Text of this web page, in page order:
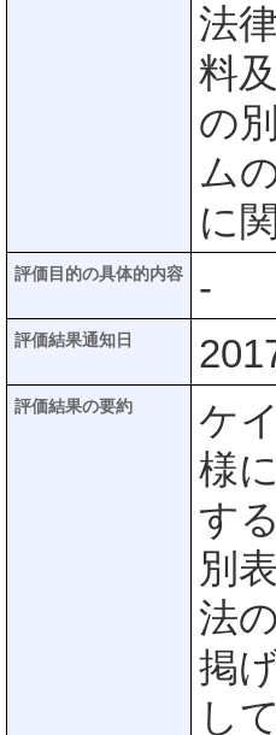
法
料
の
ム
に
評価目的の具体的内容 -
評価結果通知日
評価結果の要約
ケ
様
す
別
法
掲
し